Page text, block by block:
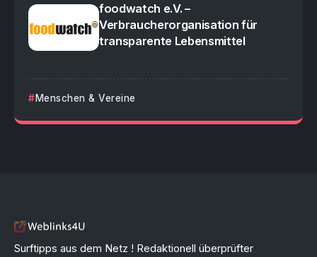
foodwatch e.V. –
Verbraucherorganisation für
transparente Lebensmittel
Menschen & Vereine
Surftipps aus dem Netz ! Redaktionell überprüfter